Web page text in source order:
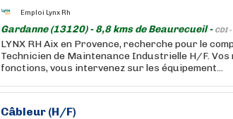
Emploi Lynx Rh
Gardanne (13120) - 8,8 kms de Beaurecueil - CDI -
LYNX RH Aix en Provence, recherche pour le
Technicien de Maintenance Industrielle H/F. Vos
fonctions, vous intervenez sur les équipement...
Câbleur (H/F)